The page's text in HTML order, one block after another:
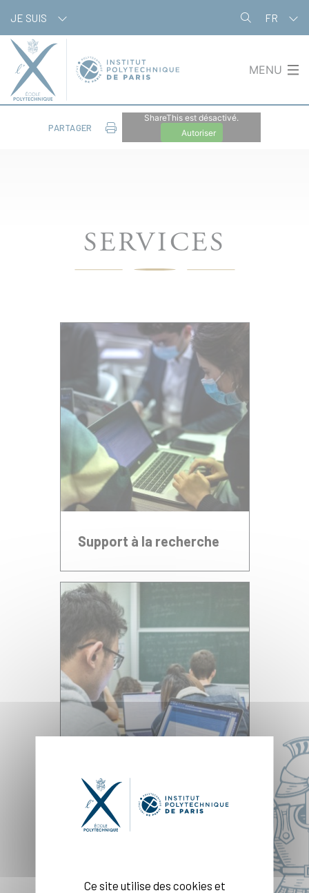
JE SUIS FR
MENU
PARTAGER
ShareThis est désactivé.
Autoriser
SERVICES
Support à la recherche
Formations et aide à la
recherche
Ce site utilise des cookies et